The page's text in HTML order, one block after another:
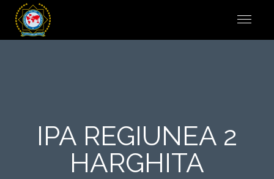
IPA REGIUNEA 2
HARGHITA